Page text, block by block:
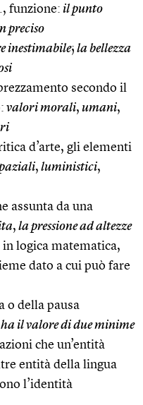
funzione: il punto
preciso
inestimabile; la bellezza
secondo il
valori morali, umani,
d’arte, gli elementi
, luministici,
assunta da una
, la pressione ad altezze
in logica matematica,
dato a cui può fare
o della pausa
ha il valore di due minime
che un’entità
entità della lingua
l’identità